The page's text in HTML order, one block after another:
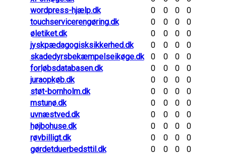
wordpress-hjælp.dk
0 0 0
0
touchservicerengøring.dk
0 0 0
0
øletiket.dk
0 0 0
0
jyskpædagogisksikkerhed.dk
0 0 0
0
skadedyrsbekæmpelseikøge.dk
0 0 0
0
forløbsdatabasen.dk
0 0 0
0
juraopkøb.dk
0 0 0
0
støt-bornholm.dk
0 0 0
0
mstunø.dk
0 0 0
0
uvnæstved.dk
0 0 0
0
højbohuse.dk
0 0 0
0
røvbilligt.dk
0 0 0
0
gørdetduerbedsttil.dk
0 0 0
0